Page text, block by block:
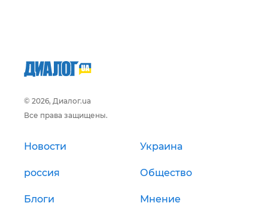
© 2026, Диалог.ua
Все права защищены.
Новости Украина
россия Общество
Блоги Мнение